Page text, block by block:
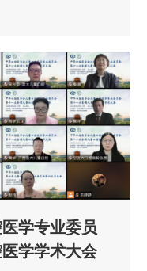
学专业委员
学学术大会